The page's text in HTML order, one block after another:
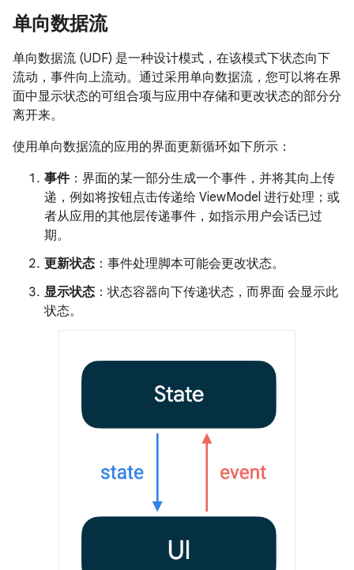
单向数据流
单向数据流 (UDF) 是一种设计模式，在该模式下状态向下
流动，事件向上流动。 通过采用单向数据流，您可以将在界
面中显示状态的可组合项与应用中存储和更改状态的部分分
离开来。
使用单向数据流的应用的界面更新循环如下所示：
事件：界面的某一部分生成一个事件，并将其向上传
递，例如将按钮点击传递给 ViewModel 进行处理；或
者从应用的其他层传递事件，如指示用户会话已过
期。
更新状态 ：事件处理脚本可能会更改状态。
显示状态 ：状态容器向下传递状态，而界面 会显示此
状态。